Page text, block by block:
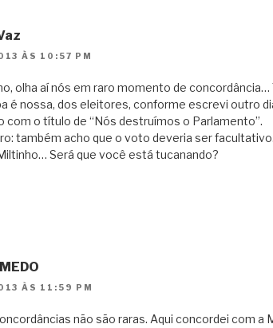
ÀS 10:57 PM
olha aí nós em raro momento de concordância…
é nossa, dos eleitores, conforme escrevi outro
com o título de “Nós destruímos o Parlamento”.
também acho que o voto deveria ser facultativo.
Será que você está tucanando?
ÀS 11:59 PM
não são raras. Aqui concordei com a